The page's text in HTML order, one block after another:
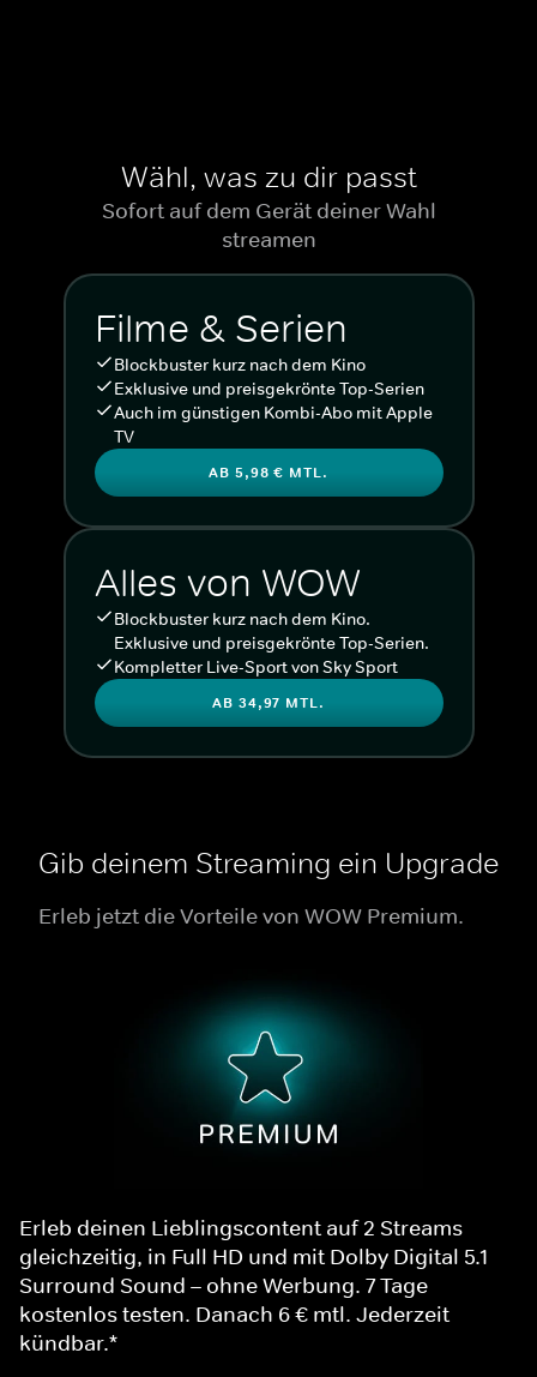
Wähl, was zu dir passt
Sofort auf dem Gerät deiner Wahl
streamen
Filme & Serien
Blockbuster kurz nach dem Kino
Exklusive und preisgekrönte Top-Serien
Auch im günstigen Kombi-Abo mit Apple
TV
AB 5,98 € MTL.
Alles von WOW
Blockbuster kurz nach dem Kino.
Exklusive und preisgekrönte Top-Serien.
Kompletter Live-Sport von Sky Sport
AB 34,97 MTL.
Gib deinem Streaming ein Upgrade
Erleb jetzt die Vorteile von WOW Premium.
Erleb deinen Lieblingscontent auf 2 Streams
gleichzeitig, in Full HD und mit Dolby Digital 5.1
Surround Sound – ohne Werbung. 7 Tage
kostenlos testen. Danach 6 € mtl. Jederzeit
kündbar.*